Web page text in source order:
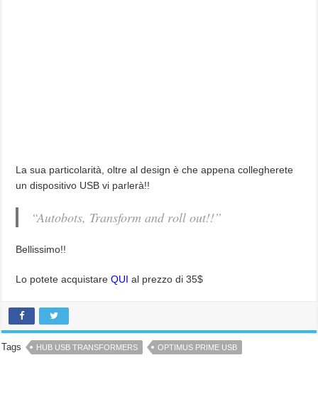
La sua particolarità, oltre al design è che appena collegherete
un dispositivo USB vi parlerà!!
“Autobots, Transform and roll out!!”
Bellissimo!!
Lo potete acquistareQUI al prezzo di 35$
Tags HUB USB TRANSFORMERS OPTIMUS PRIME USB